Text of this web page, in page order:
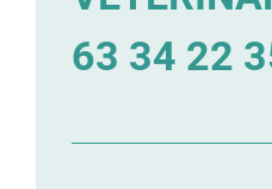
63 34 22